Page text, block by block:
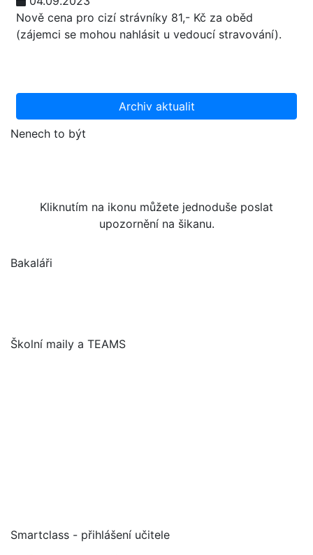
Nově cena pro cizí strávníky 81,- Kč za oběd
(zájemci se mohou nahlásit u vedoucí stravování).
Archiv aktualit
Nenech to být
Kliknutím na ikonu můžete jednoduše poslat
upozornění na šikanu.
Bakaláři
Školní maily a TEAMS
Smartclass - přihlášení učitele